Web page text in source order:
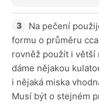
Na pečení
formu o průměru
rovněž použít i větší
dáme nějakou
i nějaká miska
Musí být o stejném